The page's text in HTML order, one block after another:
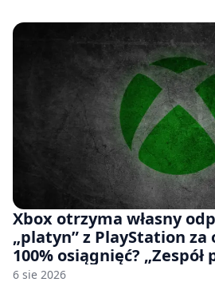
Xbox otrzyma własny
„platyn” z PlayStation
100% osiągnięć? „Zespół
czymś, co ma się pojawić
6 sie 2026